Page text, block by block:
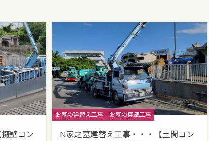
壁コン
Categories
お墓の建替え工事 お墓の擁壁工事
N家之墓建替え工事・・・【土間コン